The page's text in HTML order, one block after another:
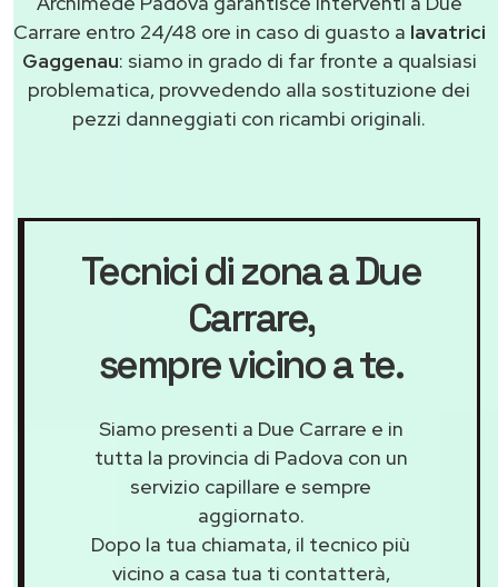
Carrare entro 24/48 ore in caso di guasto a lavatrici
Gaggenau: siamo in grado di far fronte a qualsiasi
problematica, provvedendo alla sostituzione dei
pezzi danneggiati con ricambi originali.
Tecnici di zona a Due
Carrare,
sempre vicino a te.
Siamo presenti a Due Carrare e in
tutta la provincia di Padova con un
servizio capillare e sempre
aggiornato.
Dopo la tua chiamata, il tecnico più
vicino a casa tua ti contatterà,